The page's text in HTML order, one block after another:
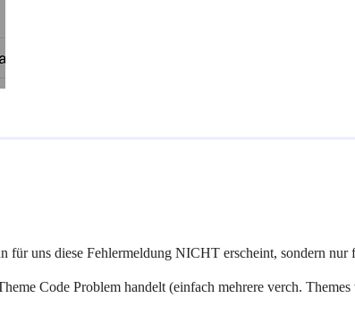
für uns diese Fehlermeldung NICHT erscheint, sondern nur
Code Problem handelt (einfach mehrere verch.